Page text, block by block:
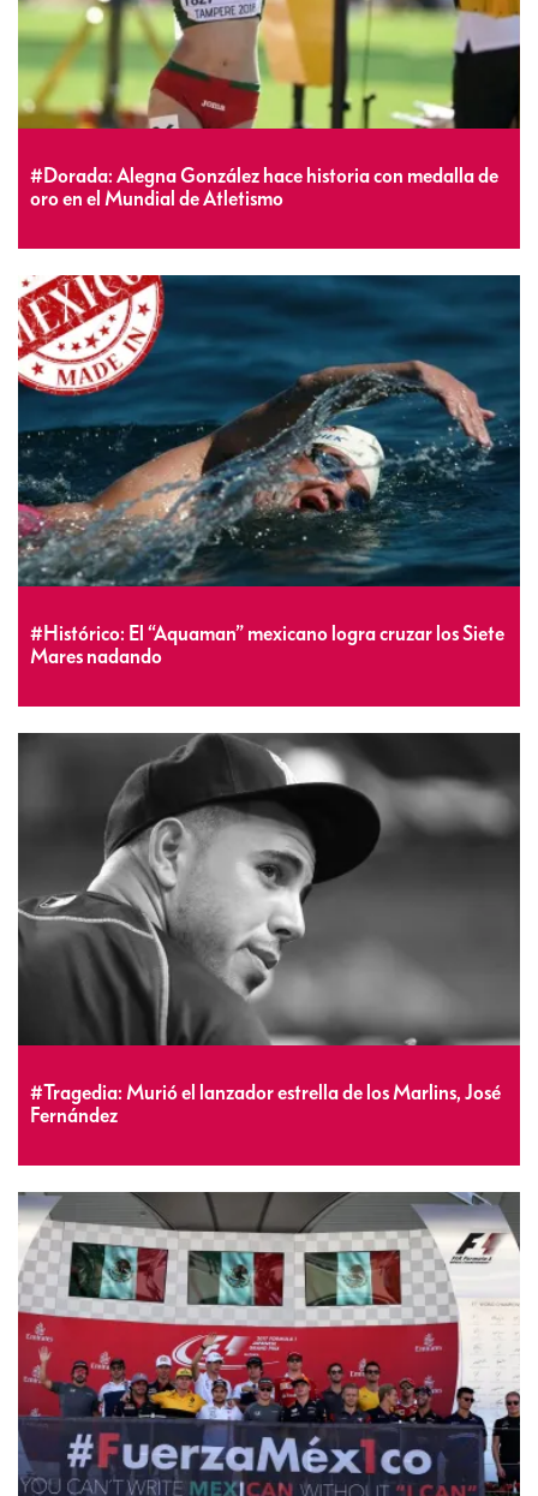
#Dorada: Alegna González hace historia con medalla de
oro en el Mundial de Atletismo
#Histórico: El “Aquaman” mexicano logra cruzar los Siete
Mares nadando
#Tragedia: Murió el lanzador estrella de los Marlins, José
Fernández